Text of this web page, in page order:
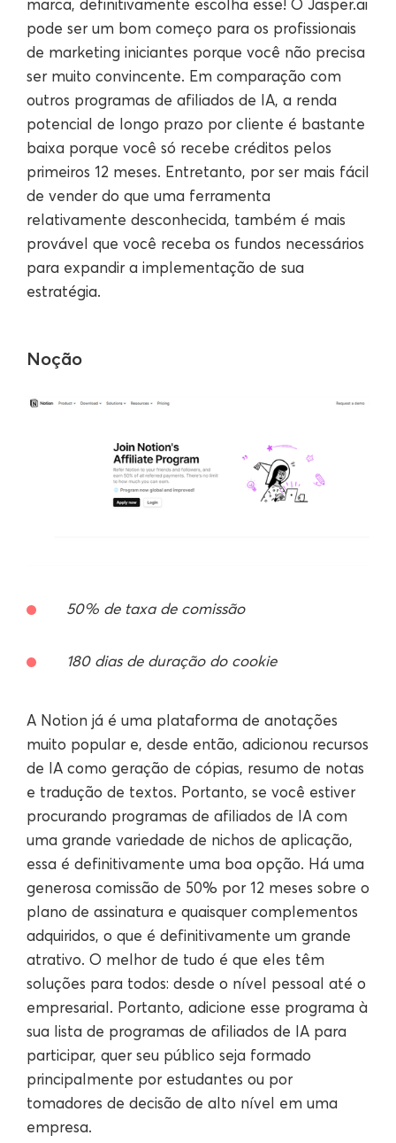
marca, definitivamente escolha esse! O Jasper.ai
pode ser um bom começo para os profissionais
de marketing iniciantes porque você não precisa
ser muito convincente. Em comparação com
outros programas de afiliados de IA, a renda
potencial de longo prazo por cliente é bastante
baixa porque você só recebe créditos pelos
primeiros 12 meses. Entretanto, por ser mais fácil
de vender do que uma ferramenta
relativamente desconhecida, também é mais
provável que você receba os fundos necessários
para expandir a implementação de sua
estratégia.
Noção
50% de taxa de comissão
180 dias de duração do cookie
A Notion já é uma plataforma de anotações
muito popular e, desde então, adicionou recursos
de IA como geração de cópias, resumo de notas
e tradução de textos. Portanto, se você estiver
procurando programas de afiliados de IA com
uma grande variedade de nichos de aplicação,
essa é definitivamente uma boa opção. Há uma
generosa comissão de 50% por 12 meses sobre o
plano de assinatura e quaisquer complementos
adquiridos, o que é definitivamente um grande
atrativo. O melhor de tudo é que eles têm
soluções para todos: desde o nível pessoal até o
empresarial. Portanto, adicione esse programa à
sua lista de programas de afiliados de IA para
participar, quer seu público seja formado
principalmente por estudantes ou por
tomadores de decisão de alto nível em uma
empresa.